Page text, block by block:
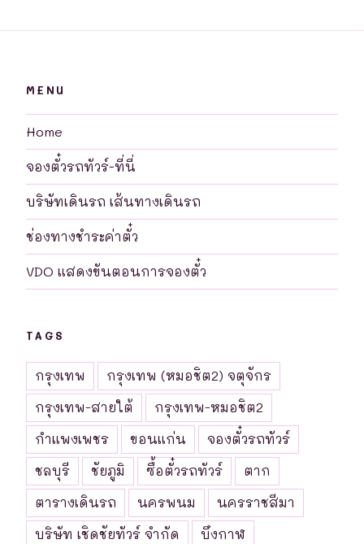
MENU
Home
จองตั๋วรถทัวร์-ที่นี่
บริษัทเดินรถ เส้นทางเดินรถ
ช่องทางชำระค่าตั๋ว
VDO แสดงขันตอนการจองตั๋ว
TAGS
กรุงเทพ
กรุงเทพ (หมอชิต2) จตุจักร
กรุงเทพ-สายใต้
กรุงเทพ-หมอชิต2
กำแพงเพชร
ขอนแก่น
จองตั๋วรถทัวร์
ชลบุรี
ชัยภูมิ ซื้อตั๋วรถทัวร์
ตาก
ตารางเดินรถ
นครพนม
นครราชสีมา
บริษัท เชิดชัยทัวร์ จำกัด
บึงกาฬ